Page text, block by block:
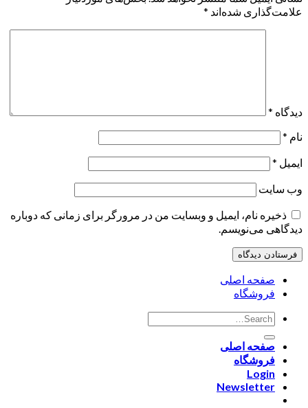
علامت‌گذاری شده‌اند *
دیدگاه *
نام *
ایمیل *
وب‌ سایت
ذخیره نام، ایمیل و وبسایت من در مرورگر برای زمانی که دوباره
دیدگاهی می‌نویسم.
صفحه اصلی
فروشگاه
صفحه اصلی
فروشگاه
Login
Newsletter